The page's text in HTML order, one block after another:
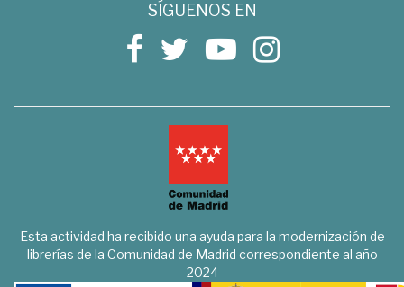
SÍGUENOS EN
Esta actividad ha recibido una ayuda para la modernización de
librerías de la Comunidad de Madrid correspondiente al año
2024